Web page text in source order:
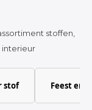
stoffen,
interieur
stof Feest en